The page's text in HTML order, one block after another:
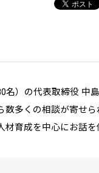
）の代表取締役 中
多くの相談が寄せら
育成を中心にお話を